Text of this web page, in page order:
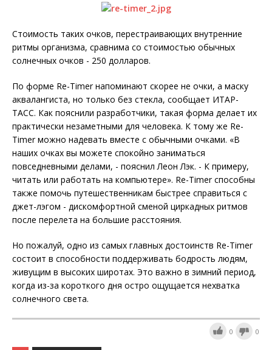
Стоимость таких очков, перестраивающих внутренние
ритмы организма, сравнима со стоимостью обычных
солнечных очков - 250 долларов.
По форме Re-Timer напоминают скорее не очки, а маску
аквалангиста, но только без стекла, сообщает ИТАР-
ТАСС. Как пояснили разработчики, такая форма делает их
практически незаметными для человека. К тому же Re-
Timer можно надевать вместе с обычными очками. «В
наших очках вы можете спокойно заниматься
повседневными делами, - пояснил Леон Лэк. - К примеру,
читать или работать на компьютере». Re-Timer способны
также помочь путешественникам быстрее справиться с
джет-лэгом - дискомфортной сменой циркадных ритмов
после перелета на большие расстояния.
Но пожалуй, одно из самых главных достоинств Re-Timer
состоит в способности поддерживать бодрость людям,
живущим в высоких широтах. Это важно в зимний период,
когда из-за короткого дня остро ощущается нехватка
солнечного света.
0 0